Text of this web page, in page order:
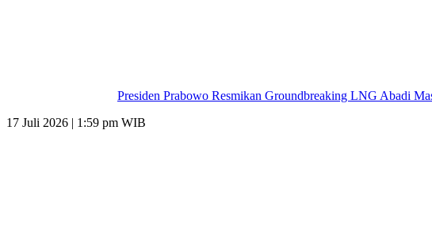
Presiden Prabowo Resmikan Groundbreaking LNG Abadi
17 Juli 2026 | 1:59 pm WIB